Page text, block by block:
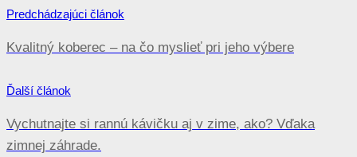
Predchádzajúci článok
Kvalitný koberec – na čo myslieť pri jeho výbere
Ďalší článok
Vychutnajte si rannú kávičku aj v zime, ako? Vďaka
zimnej záhrade.